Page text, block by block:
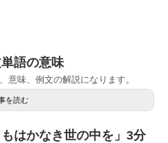
語の意味
意味、例文の解説になります。
を読む
はかなき世の中を」3分